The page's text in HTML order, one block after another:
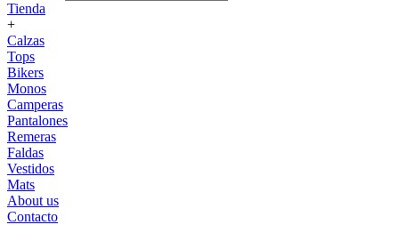
Tienda
+
Calzas
Tops
Bikers
Monos
Camperas
Pantalones
Remeras
Faldas
Vestidos
Mats
About us
Contacto